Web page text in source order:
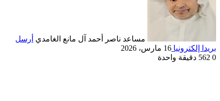
مساعد ناصر أحمد آل مانع الغامدي أرسل
بريدا إلكترونيا 16 مارس، 2026
0
دقيقة واحدة